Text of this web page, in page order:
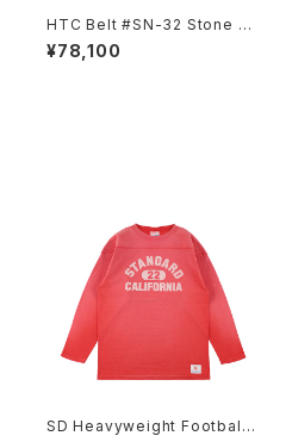
HTC Belt #SN-32 Stone 0.
75
¥78,100
SD Heavyweight Football